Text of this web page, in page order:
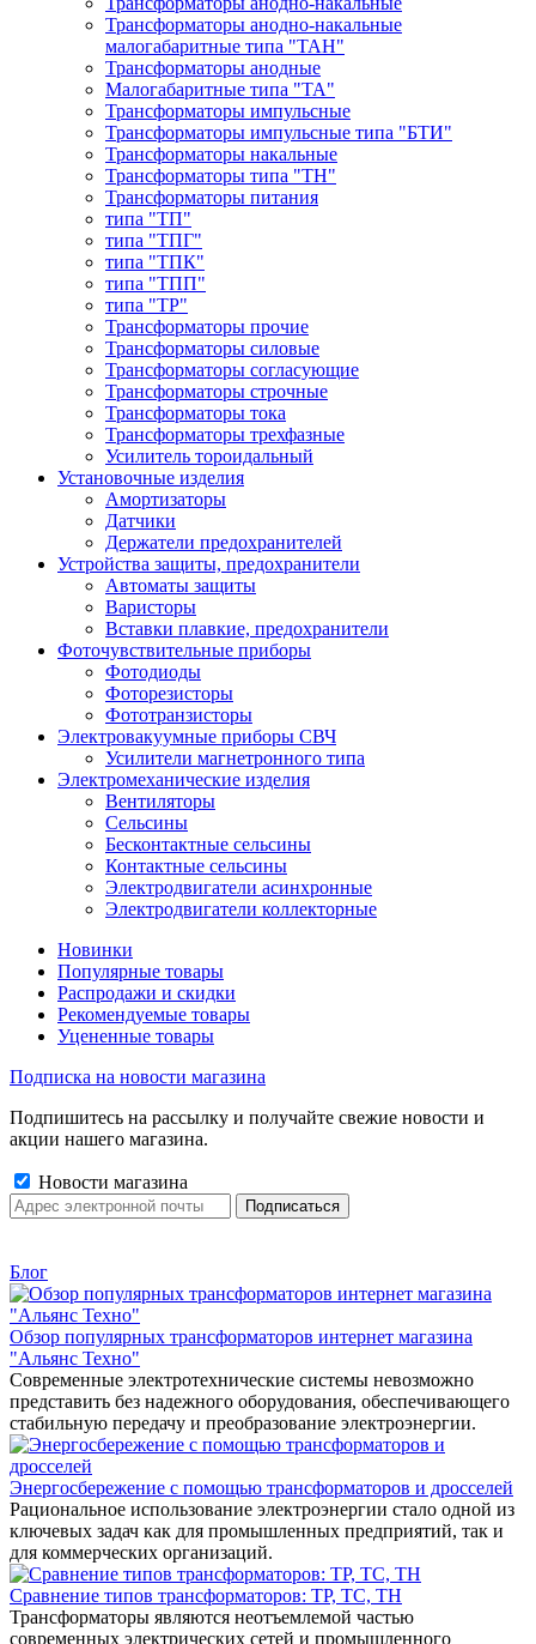
Трансформаторы анодно-накальные
малогабаритные типа "ТАН"
Трансформаторы анодные
Малогабаритные типа "ТА"
Трансформаторы импульсные
Трансформаторы импульсные типа "БТИ"
Трансформаторы накальные
Трансформаторы типа "ТН"
Трансформаторы питания
типа "ТП"
типа "ТПГ"
типа "ТПК"
типа "ТПП"
типа "ТР"
Трансформаторы прочие
Трансформаторы силовые
Трансформаторы согласующие
Трансформаторы строчные
Трансформаторы тока
Трансформаторы трехфазные
Усилитель тороидальный
Установочные изделия
Амортизаторы
Датчики
Держатели предохранителей
Устройства защиты, предохранители
Автоматы защиты
Варисторы
Вставки плавкие, предохранители
Фоточувствительные приборы
Фотодиоды
Фоторезисторы
Фототранзисторы
Электровакуумные приборы СВЧ
Усилители магнетронного типа
Электромеханические изделия
Вентиляторы
Сельсины
Бесконтактные сельсины
Контактные сельсины
Электродвигатели асинхронные
Электродвигатели коллекторные
Новинки
Популярные товары
Распродажи и скидки
Рекомендуемые товары
Уцененные товары
Подписка на новости магазина
Подпишитесь на рассылку и получайте свежие новости и
акции нашего магазина.
Новости магазина
Блог
Обзор популярных трансформаторов интернет магазина
"Альянс Техно"
Современные электротехнические системы невозможно
представить без надежного оборудования, обеспечивающего
стабильную передачу и преобразование электроэнергии.
Энергосбережение с помощью трансформаторов и дросселей
Рациональное использование электроэнергии стало одной из
ключевых задач как для промышленных предприятий, так и
для коммерческих организаций.
Сравнение типов трансформаторов: ТР, ТС, ТН
Трансформаторы являются неотъемлемой частью
современных электрических сетей и промышленного